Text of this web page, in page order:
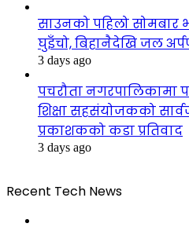
साउनको पहिलो सोमबार
घुइँचो, बिहानैदेखि जल
3 days ago
पचरौता नगरपालिकामा
शिक्षा सहसंयोजकको
प्रकाशकको कडा प्रतिवाद
3 days ago
Recent Tech News